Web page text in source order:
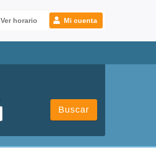
Ver horario Mi cuenta
Buscar